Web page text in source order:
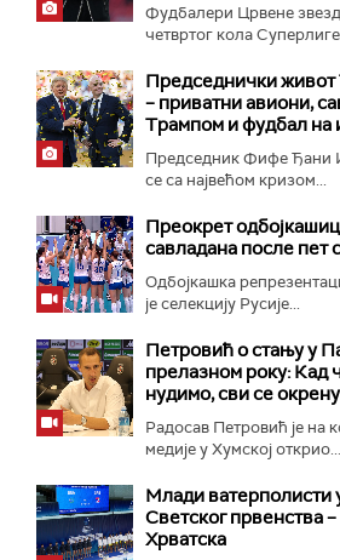
Фудбалери Црвене
четвртог кола
Председнички живот
– приватни авиони,
Трампом и фудбал на
Председник Фифе Ђани
се са највећом кризом...
Преокрет
савладана после пет
Одбојкашка
је селекцију Русије...
Петровић о стању у
прелазном року: Кад
нудимо, сви се
Радосав Петровић је на
медије у Хумској открио...
Mлади ватерполисти
Светског првенства
Хрватска